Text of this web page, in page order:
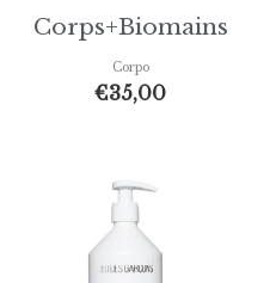
Corps+Biomains
Corpo
€35,00